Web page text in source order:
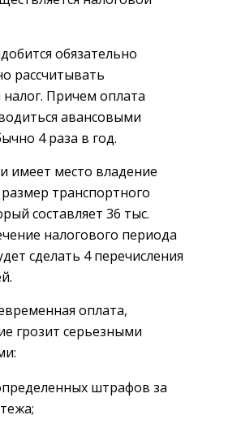
обязательно
рассчитывать
Причем оплата
авансовыми
4 раза в год.
имеет место владение
транспортного
составляет 36 тыс.
налогового периода
сделать 4 перечисления
оплата,
грозит серьезными
штрафов за